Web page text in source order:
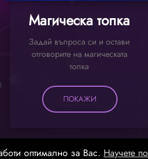
оптимално за Вас. Научете
Магическа топка
Задай въпроса си и остави
отговорите на магическата
топка
ПОКАЖИ